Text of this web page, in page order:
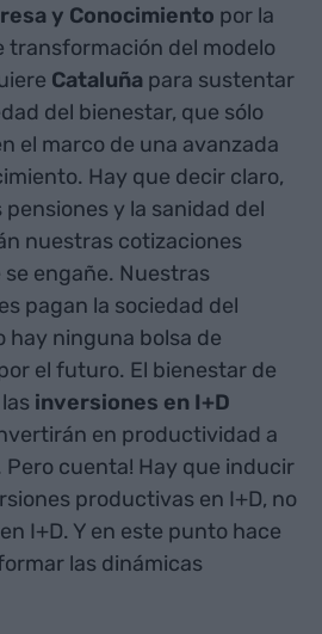
y Conocimiento por la
transformación del modelo
Cataluña para sustentar
del bienestar, que sólo
el marco de una avanzada
Hay que decir claro,
y la sanidad del
nuestras cotizaciones
engañe. Nuestras
pagan la sociedad del
hay ninguna bolsa de
el futuro. El bienestar de
inversiones en I+D
en productividad a
Pero cuenta! Hay que inducir
productivas en I+D, no
I+D. Y en este punto hace
las dinámicas